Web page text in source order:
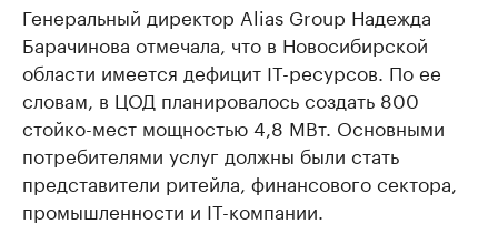
Генеральный директор Alias Group Надежда
Барачинова отмечала, что в Новосибирской
области имеется дефицит IT-ресурсов. По ее
словам, в ЦОД планировалось создать 800
стойко-мест мощностью 4,8 МВт. Основными
потребителями услуг должны были стать
представители ритейла, финансового сектора,
промышленности и IT-компании.